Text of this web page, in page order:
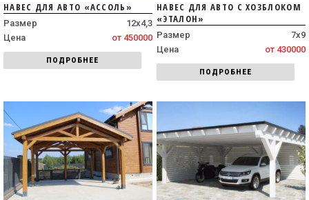
НАВЕС ДЛЯ АВТО «АССОЛЬ»
Размер
12х4,3
Цена
от 450000
ПОДРОБНЕЕ
НАВЕС ДЛЯ АВТО С ХОЗБЛОКОМ
«ЭТАЛОН»
Размер
7х9
Цена
от 430000
ПОДРОБНЕЕ